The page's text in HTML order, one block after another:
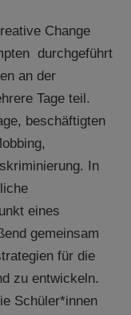
Change
durchgeführt
an der
Tage teil.
beschäftigten
In
eines
gemeinsam
für die
zu entwickeln.
Schüler*innen